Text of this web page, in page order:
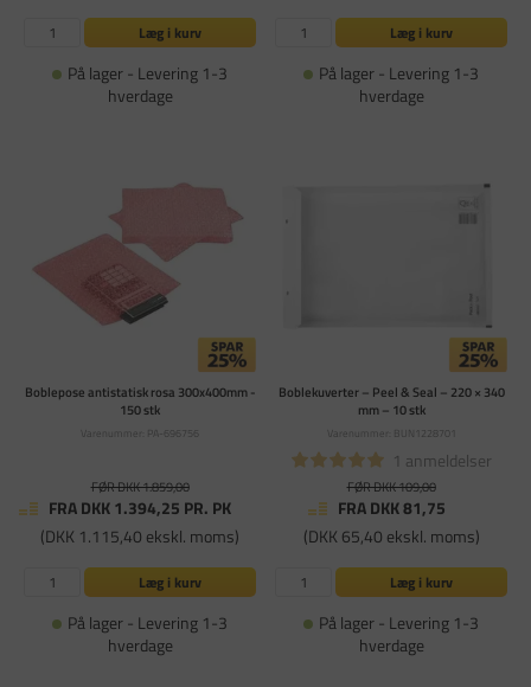
Læg i kurv
På lager - Levering 1-3
hverdage
Læg i kurv
På lager - Levering 1-3
hverdage
Boblepose antistatisk rosa 300x400mm -
150 stk
Varenummer: PA-696756
FØR DKK 1.859,00
FRA DKK 1.394,25 PR. PK
(DKK 1.115,40 ekskl. moms)
Læg i kurv
På lager - Levering 1-3
hverdage
Boblekuverter – Peel & Seal – 220 × 340
mm – 10 stk
Varenummer: BUN1228701
1 anmeldelser
FØR DKK 109,00
FRA DKK 81,75
(DKK 65,40 ekskl. moms)
Læg i kurv
På lager - Levering 1-3
hverdage